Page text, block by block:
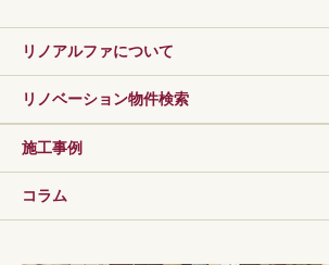
リノアルファについて
リノベーション物件検索
施工事例
コラム